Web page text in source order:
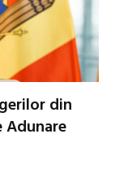
din
Adunare